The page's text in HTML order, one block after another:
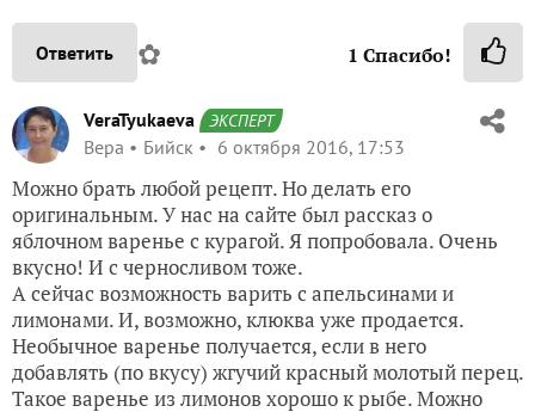
Ответить ✿ 1 Спасибо!
VeraTyukaeva ЭКСПЕРТ
Вера Бийск 6 октября 2016, 17:53
Можно брать любой рецепт. Но делать его
оригинальным. У нас на сайте был рассказ о
яблочном варенье с курагой. Я попробовала. Очень
вкусно! И с черносливом тоже.
А сейчас возможность варить с апельсинами и
лимонами. И, возможно, клюква уже продается.
Необычное варенье получается, если в него
добавлять (по вкусу) жгучий красный молотый перец.
Такое варенье из лимонов хорошо к рыбе. Можно